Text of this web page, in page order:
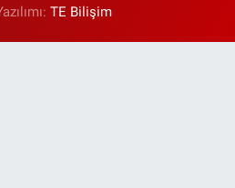
TE Bilişim